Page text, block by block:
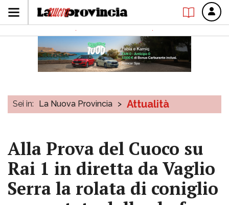
Sei in: La Nuova Provincia > Attualità
Alla Prova del Cuoco su
Rai 1 in diretta da Vaglio
Serra la rolata di coniglio